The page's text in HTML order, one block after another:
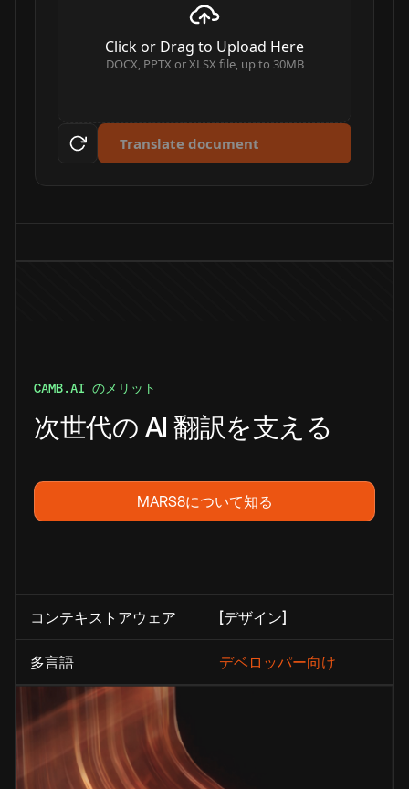
Click or Drag to Upload Here
DOCX, PPTX or XLSX file, up to 30MB
Translate document
CAMB.AI のメリット
次世代の AI 翻訳を支える
MARS8について知る
コンテキストアウェア [デザイン]
多言語 デベロッパー向け